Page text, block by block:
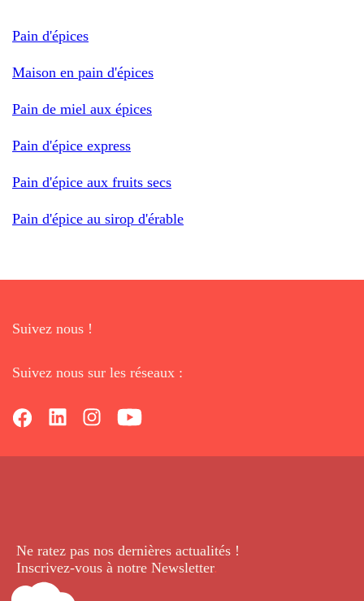
Pain d'épices
Maison en pain d'épices
Pain de miel aux épices
Pain d'épice express
Pain d'épice aux fruits secs
Pain d'épice au sirop d'érable
Suivez nous !
Suivez nous sur les réseaux :
Ne ratez pas nos dernières actualités !
Inscrivez-vous à notre Newsletter.